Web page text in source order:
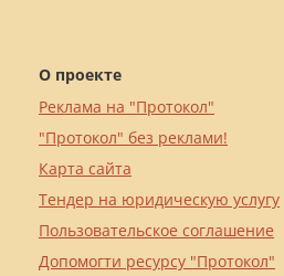
О проекте
Реклама на "Протокол"
"Протокол" без реклами!
Карта сайта
Тендер на юридическую услугу
Пользовательское соглашение
Допомогти ресурсу "Протокол"